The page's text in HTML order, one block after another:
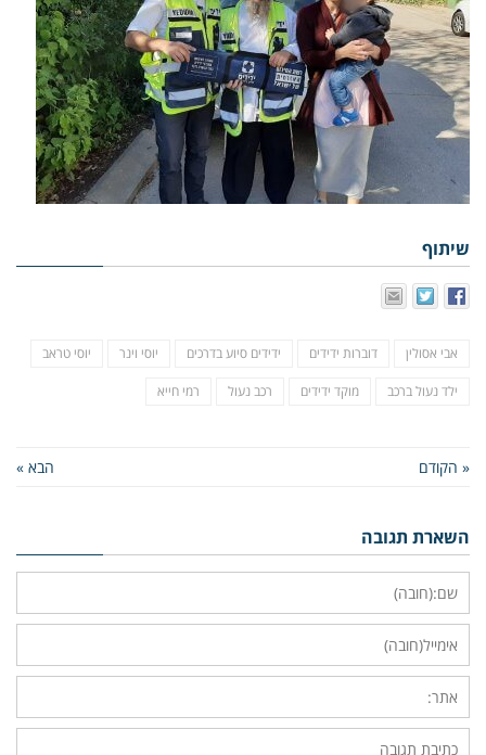
שיתוף
אבי אסולין דוברות ידידים ידידים סיוע בדרכים יוסי וינר יוסי טראב
ילד נעול ברכב מוקד ידידים רכב נעול רמי חייא
« הקודם הבא »
השארת תגובה